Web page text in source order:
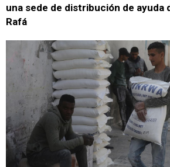
una sede de distribución de ayuda
Rafá